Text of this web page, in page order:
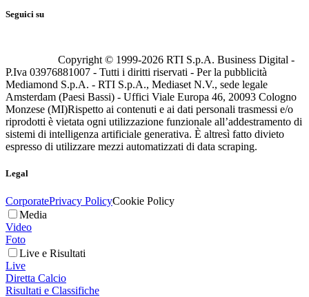
Seguici su
Copyright © 1999-2026 RTI S.p.A. Business Digital -
P.Iva 03976881007 - Tutti i diritti riservati - Per la pubblicità
Mediamond S.p.A. - RTI S.p.A., Mediaset N.V., sede legale
Amsterdam (Paesi Bassi) - Uffici Viale Europa 46, 20093 Cologno
Monzese (MI)Rispetto ai contenuti e ai dati personali trasmessi e/o
riprodotti è vietata ogni utilizzazione funzionale all’addestramento di
sistemi di intelligenza artificiale generativa. È altresì fatto divieto
espresso di utilizzare mezzi automatizzati di data scraping.
Legal
CorporatePrivacy PolicyCookie Policy
Media
Video
Foto
Live e Risultati
Live
Diretta Calcio
Risultati e Classifiche